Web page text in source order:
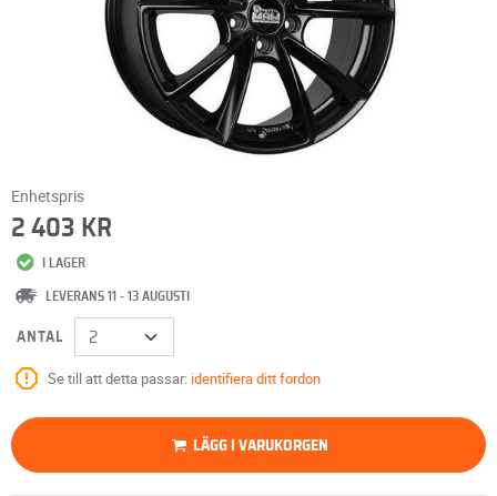
Enhetspris
2 403 KR
I LAGER
LEVERANS 11 - 13 AUGUSTI
ANTAL
Se till att detta passar: identifiera ditt fordon
LÄGG I VARUKORGEN